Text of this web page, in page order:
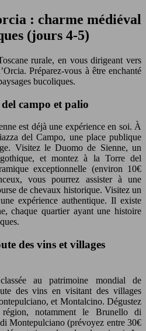
: charme médiéval
(jours 4-5)
rurale, en vous dirigeant vers
Préparez-vous à être enchanté
bucoliques.
campo et palio
est déjà une expérience en soi. À
del Campo, une place publique
Visitez le Duomo de Sienne, un
gothique, et montez à la Torre del
exceptionnelle (environ 10€
vous pourrez assister à une
de chevaux historique. Visitez un
expérience authentique. Il existe
chaque quartier ayant une histoire
des vins et villages
au patrimoine mondial de
des vins en visitant des villages
et Montalcino. Dégustez
notamment le Brunello di
Montepulciano (prévoyez entre 30€